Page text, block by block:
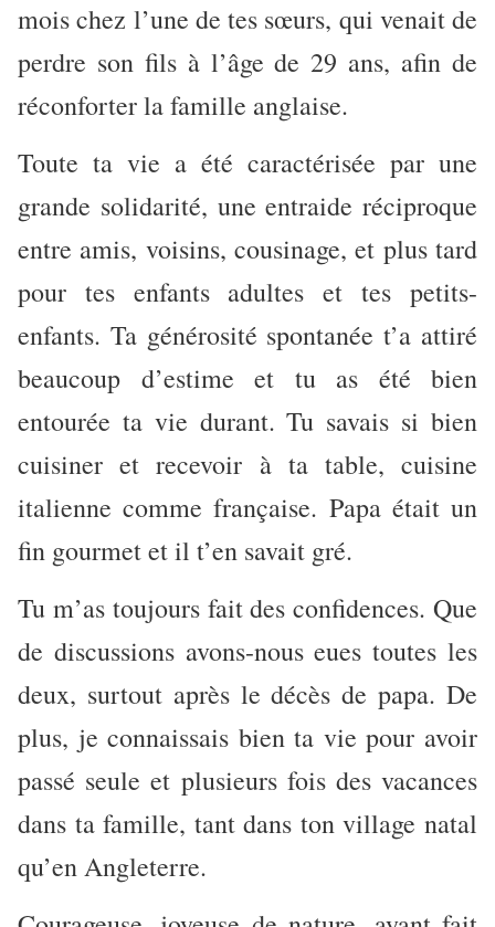
mois chez l’une de tes sœurs, qui venait de
perdre son fils à l’âge de 29 ans, afin de
réconforter la famille anglaise.
Toute ta vie a été caractérisée par une
grande solidarité, une entraide réciproque
entre amis, voisins, cousinage, et plus tard
pour tes enfants adultes et tes petits-
enfants. Ta générosité spontanée t’a attiré
beaucoup d’estime et tu as été bien
entourée ta vie durant. Tu savais si bien
cuisiner et recevoir à ta table, cuisine
italienne comme française. Papa était un
fin gourmet et il t’en savait gré.
Tu m’as toujours fait des confidences. Que
de discussions avons-nous eues toutes les
deux, surtout après le décès de papa. De
plus, je connaissais bien ta vie pour avoir
passé seule et plusieurs fois des vacances
dans ta famille, tant dans ton village natal
qu’en Angleterre.